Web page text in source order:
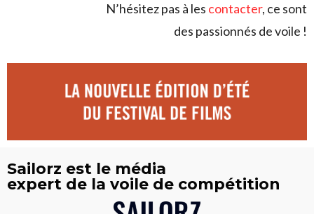
N’hésitez pas à les contacter, ce sont
des passionnés de voile !
Sailorz est le média
expert de la voile de compétition